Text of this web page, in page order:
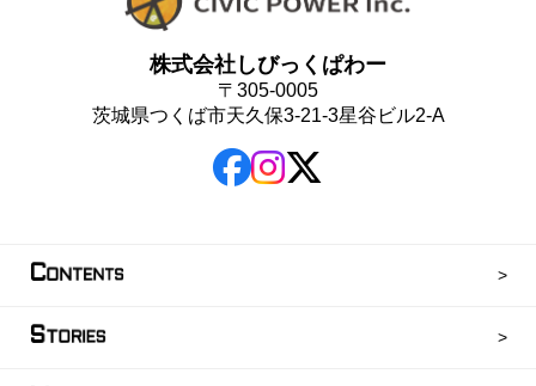
株式会社しびっくぱわー
〒305-0005
茨城県つくば市天久保3-21-3星谷ビル2-A
CONTENTS
STORIES